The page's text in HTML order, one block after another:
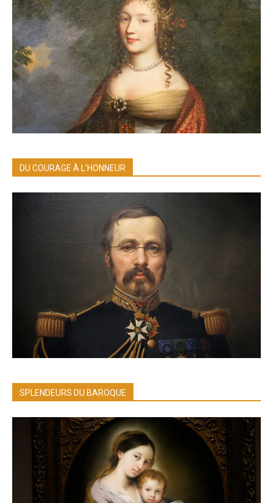
DU COURAGE À L’HONNEUR
SPLENDEURS DU BAROQUE